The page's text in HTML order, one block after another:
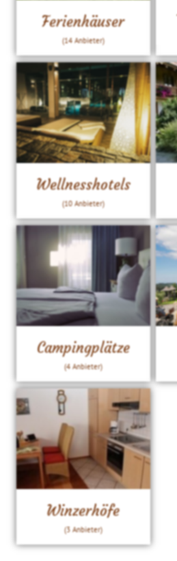
Ferienhäuser
(14 Anbieter)
Wellnesshotels
(10 Anbieter)
Campingplätze
(4 Anbieter)
Winzerhöfe
(3 Anbieter)